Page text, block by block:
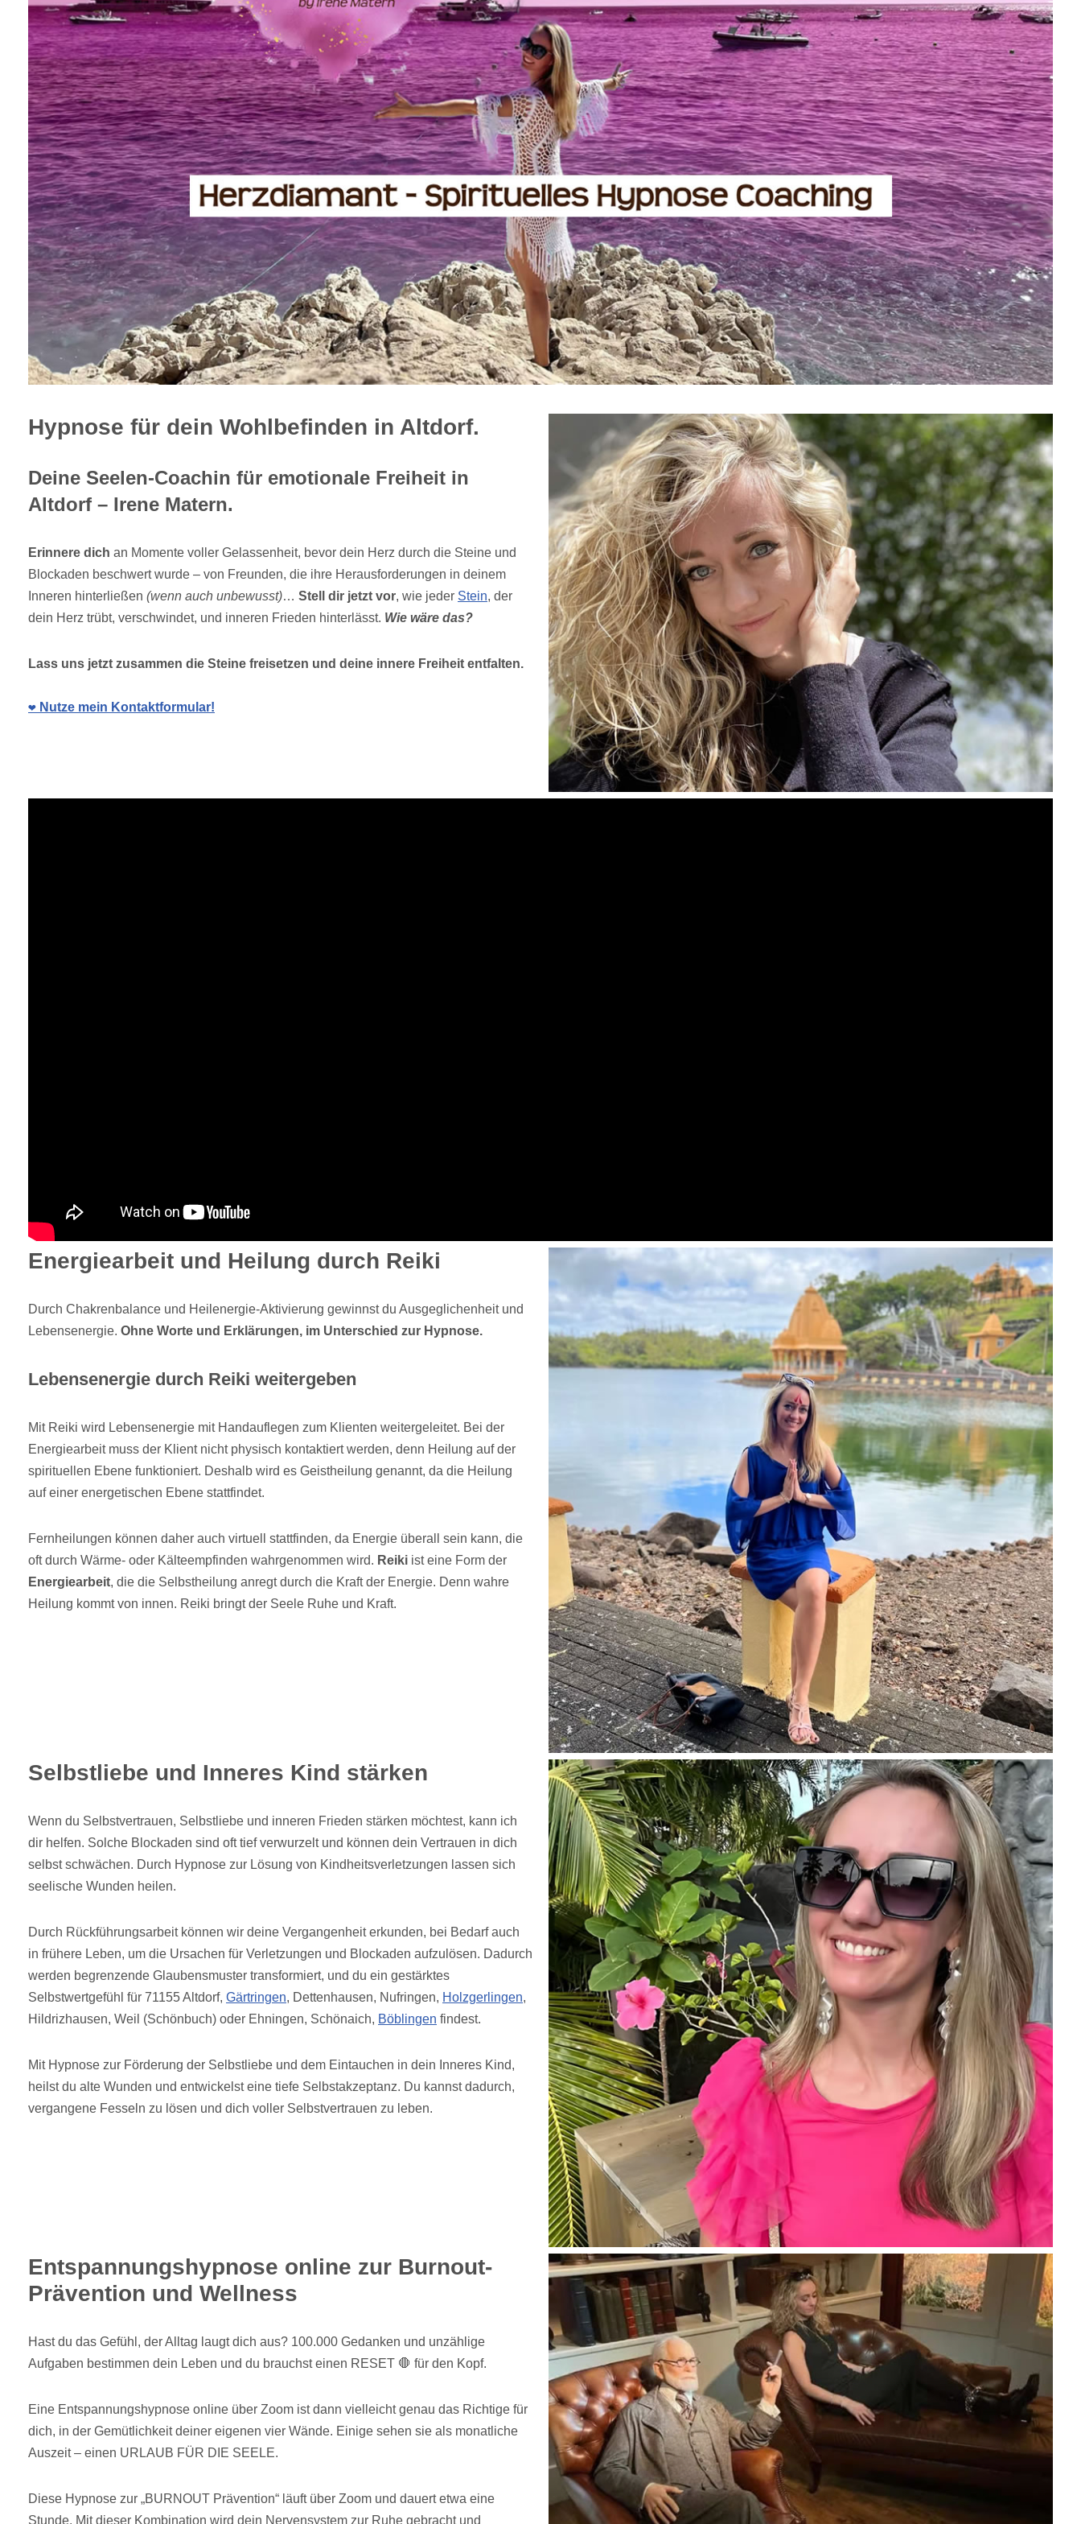
Hypnose für dein Wohlbefinden in Altdorf.
Deine Seelen-Coachin für emotionale Freiheit in
Altdorf – Irene Matern.
Erinnere dich an Momente voller Gelassenheit, bevor dein Herz durch die Steine und
Blockaden beschwert wurde – von Freunden, die ihre Herausforderungen in deinem
Inneren hinterließen (wenn auch unbewusst)… Stell dir jetzt vor, wie jeder Stein, der
dein Herz trübt, verschwindet, und inneren Frieden hinterlässt. Wie wäre das?
Lass uns jetzt zusammen die Steine freisetzen und deine innere Freiheit entfalten.
❤️ Nutze mein Kontaktformular!
Energiearbeit und Heilung durch Reiki
Durch Chakrenbalance und Heilenergie-Aktivierung gewinnst du Ausgeglichenheit und
Lebensenergie. Ohne Worte und Erklärungen, im Unterschied zur Hypnose.
Lebensenergie durch Reiki weitergeben
Mit Reiki wird Lebensenergie mit Handauflegen zum Klienten weitergeleitet. Bei der
Energiearbeit muss der Klient nicht physisch kontaktiert werden, denn Heilung auf der
spirituellen Ebene funktioniert. Deshalb wird es Geistheilung genannt, da die Heilung
auf einer energetischen Ebene stattfindet.
Fernheilungen können daher auch virtuell stattfinden, da Energie überall sein kann, die
oft durch Wärme- oder Kälteempfinden wahrgenommen wird. Reiki ist eine Form der
Energiearbeit, die die Selbstheilung anregt durch die Kraft der Energie. Denn wahre
Heilung kommt von innen. Reiki bringt der Seele Ruhe und Kraft.
Selbstliebe und Inneres Kind stärken
Wenn du Selbstvertrauen, Selbstliebe und inneren Frieden stärken möchtest, kann ich
dir helfen. Solche Blockaden sind oft tief verwurzelt und können dein Vertrauen in dich
selbst schwächen. Durch Hypnose zur Lösung von Kindheitsverletzungen lassen sich
seelische Wunden heilen.
Durch Rückführungsarbeit können wir deine Vergangenheit erkunden, bei Bedarf auch
in frühere Leben, um die Ursachen für Verletzungen und Blockaden aufzulösen. Dadurch
werden begrenzende Glaubensmuster transformiert, und du ein gestärktes
Selbstwertgefühl für 71155 Altdorf, Gärtringen, Dettenhausen, Nufringen, Holzgerlingen,
Hildrizhausen, Weil (Schönbuch) oder Ehningen, Schönaich, Böblingen findest.
Mit Hypnose zur Förderung der Selbstliebe und dem Eintauchen in dein Inneres Kind,
heilst du alte Wunden und entwickelst eine tiefe Selbstakzeptanz. Du kannst dadurch,
vergangene Fesseln zu lösen und dich voller Selbstvertrauen zu leben.
Entspannungshypnose online zur Burnout-
Prävention und Wellness
Hast du das Gefühl, der Alltag laugt dich aus? 100.000 Gedanken und unzählige
Aufgaben bestimmen dein Leben und du brauchst einen RESET 🛑 für den Kopf.
Eine Entspannungshypnose online über Zoom ist dann vielleicht genau das Richtige für
dich, in der Gemütlichkeit deiner eigenen vier Wände. Einige sehen sie als monatliche
Auszeit – einen URLAUB FÜR DIE SEELE.
Diese Hypnose zur „BURNOUT Prävention“ läuft über Zoom und dauert etwa eine
Stunde. Mit dieser Kombination wird dein Nervensystem zur Ruhe gebracht und